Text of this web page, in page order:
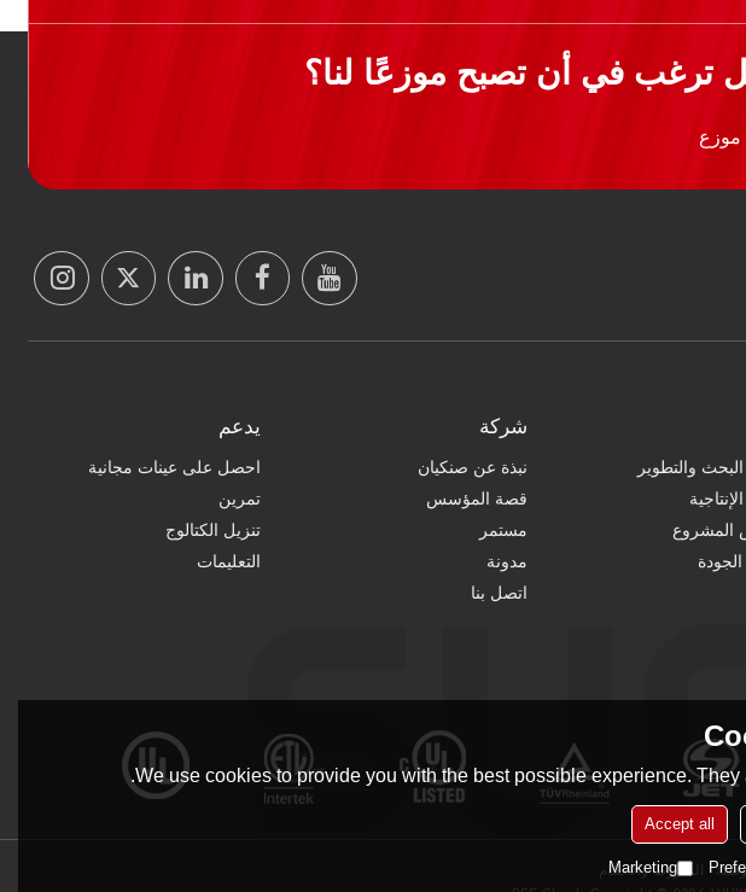
ترغب في أن تصبح موزعًا لنا؟
موزع
والتطوير
المشروع
شركة
نبذة عن صنكيان
قصة المؤسس
مستمر
مدونة
اتصل بنا
يدعم
احصل على عينات مجانية
تمرين
تنزيل الكتالوج
التعليمات
الشروط والاحكام
We use cookies to provide you with the best possible experience.
Accept all
Marketing